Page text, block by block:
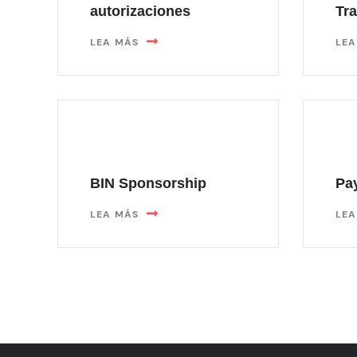
autorizaciones
LEA MÁS
BIN Sponsorship
LEA MÁS